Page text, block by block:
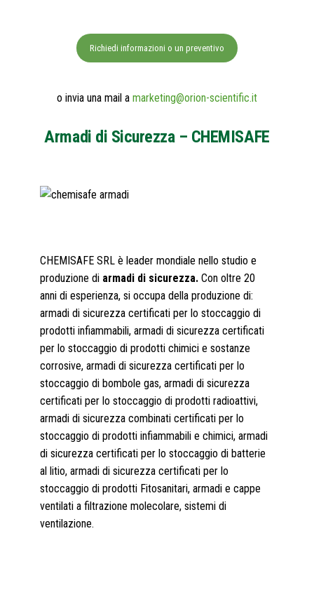
Richiedi informazioni o un preventivo
o invia una mail a marketing@orion-scientific.it
Armadi di Sicurezza – CHEMISAFE
CHEMISAFE SRL è leader mondiale nello studio e
produzione di armadi di sicurezza.Con oltre 20
anni di esperienza, si occupa della produzione di:
armadi di sicurezza certificati per lo stoccaggio di
prodotti infiammabili, armadi di sicurezza certificati
per lo stoccaggio di prodotti chimici e sostanze
corrosive, armadi di sicurezza certificati per lo
stoccaggio di bombole gas, armadi di sicurezza
certificati per lo stoccaggio di prodotti radioattivi,
armadi di sicurezza combinati certificati per lo
stoccaggio di prodotti infiammabili e chimici, armadi
di sicurezza certificati per lo stoccaggio di batterie
al litio, armadi di sicurezza certificati per lo
stoccaggio di prodotti Fitosanitari, armadi e cappe
ventilati a filtrazione molecolare, sistemi di
ventilazione.